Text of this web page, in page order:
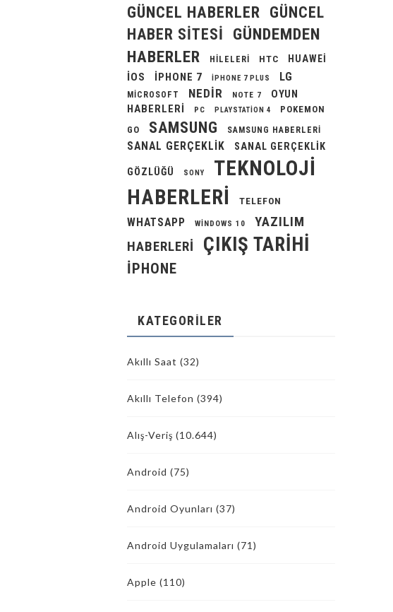
GÜNCEL HABERLER
GÜNCEL
HABER SITESI
GÜNDEMDEN
HABERLER
HILELERI HTC HUAWEI
IOS IPHONE 7 IPHONE 7 PLUS LG
MICROSOFT NEDIR NOTE 7
OYUN
HABERLERI
PC PLAYSTATION 4
POKEMON
GO
SAMSUNG SAMSUNG HABERLERI
SANAL GERÇEKLIK SANAL GERÇEKLIK
GÖZLÜĞÜ SONY
TEKNOLOJI
HABERLERI
TELEFON
WHATSAPP WINDOWS 10
YAZILIM
HABERLERI
ÇIKIŞ TARIHI
İPHONE
KATEGORILER
Akıllı Saat (32)
Akıllı Telefon (394)
Alış-Veriş (10.644)
Android (75)
Android Oyunları (37)
Android Uygulamaları (71)
Apple (110)